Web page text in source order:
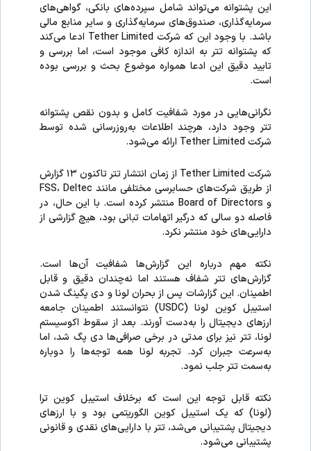
این پشتوانه می‌تواند شامل سپرده‌های بانکی، گواهی‌های
سرمایه‌گذاری، صندوق‌های سرمایه‌گذاری و سایر منابع مالی
باشد. با وجود این که شرکت Tether Limited ادعا می‌کند
که پشتوانه تتر به اندازه کافی موجود است، اما بررسی و
تایید دقیق این ادعا همواره موضوع بحث و بررسی بوده
است.
نگرانی‌هایی در مورد شفافیت کامل و بدون نقص پشتوانه
تتر وجود دارد، هرچند اطلاعات به‌روزرسانی شده توسط
شرکت Tether Limited ارائه می‌شود.
شرکت Tether Limited از زمان انتشار تتر تاکنون ۱۳ گزارش
از طریق شرکت‌های حسابرسی مختلفی مانند FSS، Deltec
و Board of Directors منتشر کرده است. با این حال، در
فاصله دو سالی که درگیر اتهامات تبانی بود، هیچ گزارشی از
دارایی‌های خود منتشر نکرد.
نکته مهم درباره این گزارش‌ها شفافیت آن‌ها است.
گزارش‌های تتر شفاف هستند اما نه‌چندان دقیق و قابل
اطمینان. این گزارشات پس از بحران لونا و دی پگینگ شدن
استیبل کوین لونا (USDC) نتوانستند اطمینان جامعه
ارزهای دیجیتال را به‌دست آورند. بعد از سقوط اکوسیستم
لونا، تتر نیز برای مدتی در برخی صرافی‌ها دی پگ شد، اما
به‌سرعت جبران کرد. تجربه لونا همه توجه‌ها را دوباره
به‌سمت تتر جلب نمود.
نکته قابل توجه این است که برخلاف استیبل کوین ترا
(لونا) که یک استیبل کوین الگوریتمی بود و با ارزهای
دیجیتال پشتیبانی می‌شد، تتر با دارایی‌های نقدی و قانونی
پشتیبانی می‌شود.